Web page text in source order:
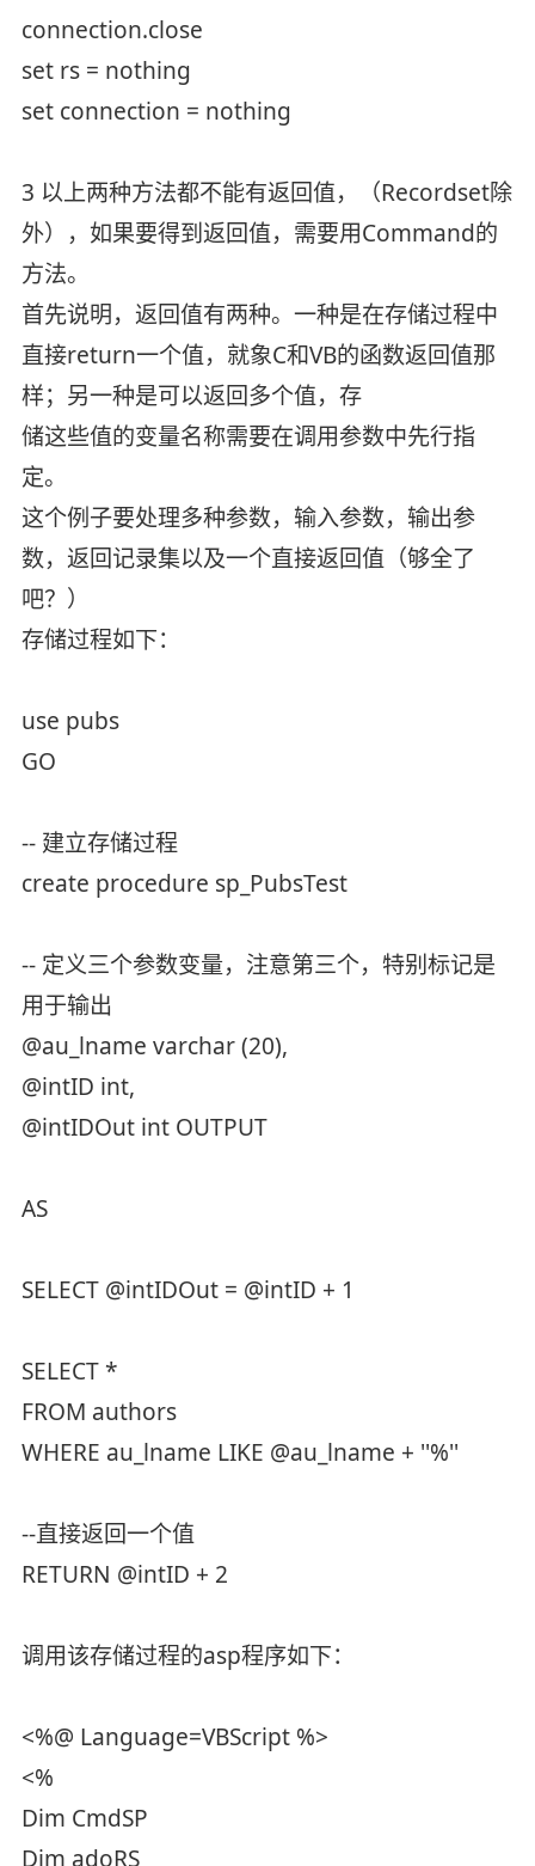
connection.close
set rs = nothing
set connection = nothing
3 以上两种方法都不能有返回值，（Recordset除
外），如果要得到返回值，需要用Command的
方法。
首先说明，返回值有两种。一种是在存储过程中
直接return一个值，就象C和VB的函数返回值那
样；另一种是可以返回多个值，存
储这些值的变量名称需要在调用参数中先行指
定。
这个例子要处理多种参数，输入参数，输出参
数，返回记录集以及一个直接返回值（够全了
吧？）
存储过程如下：
use pubs
GO
-- 建立存储过程
create procedure sp_PubsTest
-- 定义三个参数变量，注意第三个，特别标记是
用于输出
@au_lname varchar (20),
@intID int,
@intIDOut int OUTPUT
AS
SELECT @intIDOut = @intID + 1
SELECT *
FROM authors
WHERE au_lname LIKE @au_lname + ''%''
--直接返回一个值
RETURN @intID + 2
调用该存储过程的asp程序如下：
<%@ Language=VBScript %>
<%
Dim CmdSP
Dim adoRS